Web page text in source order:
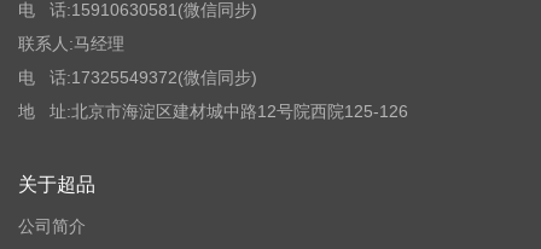
电 话:15910630581(微信同步)
联系人:马经理
电 话:17325549372(微信同步)
地 址:北京市海淀区建材城中路12号院西院125-126
关于超品
公司简介